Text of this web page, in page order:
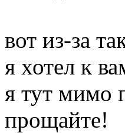
вот из-за
я хотел к
я тут мимо
прощайте!